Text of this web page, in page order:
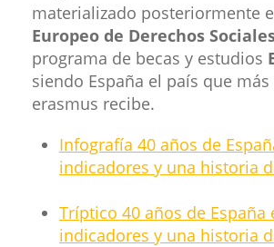
materializado posteriormente
Europeo de Derechos
programa de becas y estudios
siendo España el país que
erasmus recibe.​
Infografía 40 años de
indicadores y una historia
Tríptico 40 años de España
indica​dores y una historia